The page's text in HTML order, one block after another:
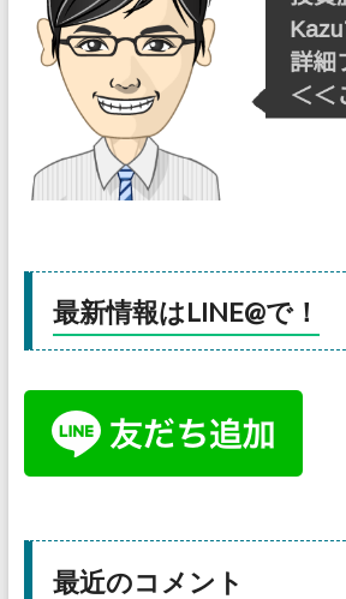
最新情報はLINE@で！
最近のコメント